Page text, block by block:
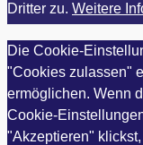
Dritter zu. Weitere
Die Cookie-
"Cookies zulassen"
ermöglichen. Wenn
Cookie-
"Akzeptieren"